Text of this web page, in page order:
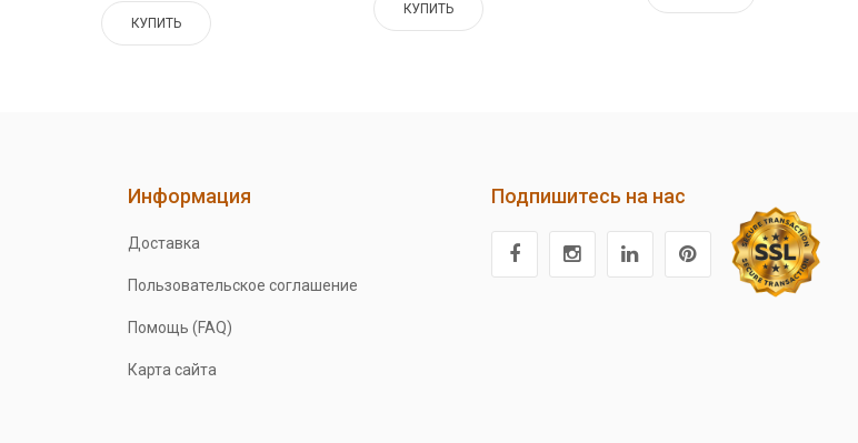
КУПИТЬ
КУПИТЬ
Информация
Доставка
Пользовательское соглашение
Помощь (FAQ)
Карта сайта
Подпишитесь на нас